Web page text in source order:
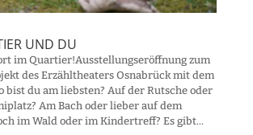
UND DU
im Quartier!Ausstellungseröffnung zum
des Erzähltheaters Osnabrück mit dem
bist du am liebsten? Auf der Rutsche oder
Am Bach oder lieber auf dem
im Wald oder im Kindertreff? Es gibt...